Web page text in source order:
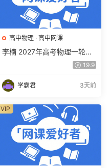
高中物理 · 高中网课
李楠 2027年高考物理一轮复
习网课教程 高三物理 上学期
载
19.9
学霸君 3天前
VIP